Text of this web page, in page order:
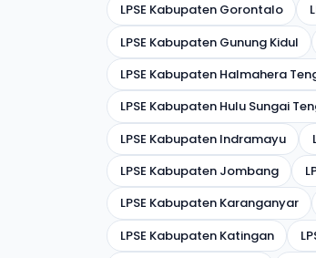
LPSE Kabupaten Gorontalo
LPSE Kabupaten Gunung Kidul
LPSE Kabupaten Halmahera
LPSE Kabupaten Hulu Sungai
LPSE Kabupaten Indramayu
LPSE Kabupaten Jombang
LPSE Kabupaten Karanganyar
LPSE Kabupaten Katingan